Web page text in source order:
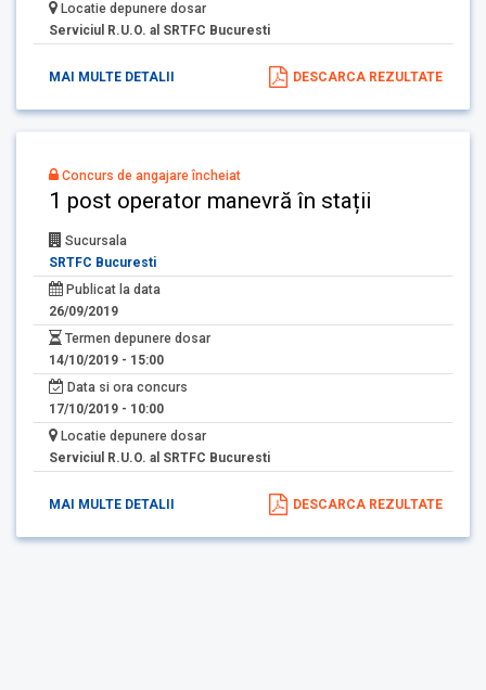
Locatie depunere dosar
Serviciul R.U.O. al SRTFC Bucuresti
MAI MULTE DETALII DESCARCA REZULTATE
Concurs de angajare încheiat
1 post operator manevră în stații
Sucursala
SRTFC Bucuresti
Publicat la data
26/09/2019
Termen depunere dosar
14/10/2019 - 15:00
Data si ora concurs
17/10/2019 - 10:00
Locatie depunere dosar
Serviciul R.U.O. al SRTFC Bucuresti
MAI MULTE DETALII DESCARCA REZULTATE